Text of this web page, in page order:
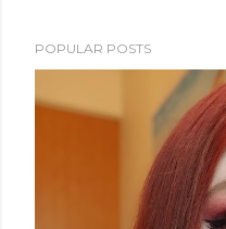
t
a
POPULAR POSTS